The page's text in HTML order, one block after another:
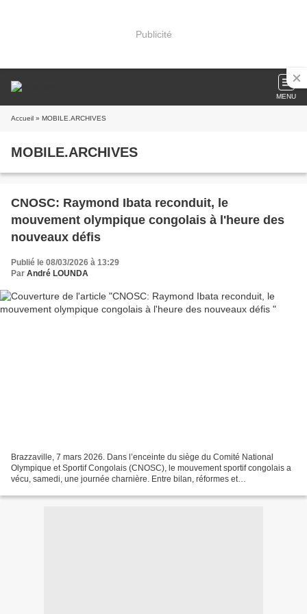
Publicité
MENU
Accueil » MOBILE.ARCHIVES
MOBILE.ARCHIVES
CNOSC: Raymond Ibata reconduit, le
mouvement olympique congolais à l'heure des
nouveaux défis
Publié le 08/03/2026 à 13:29
Par André LOUNDA
Brazzaville, 7 mars 2026. Dans l’enceinte du siège du Comité National
Olympique et Sportif Congolais (CNOSC), le mouvement sportif congolais a
vécu, samedi, une journée charnière. Entre bilan, réformes et